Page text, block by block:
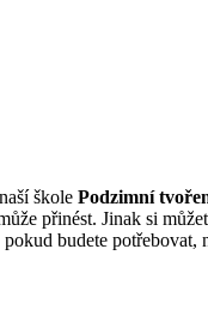
škole Podzimní
přinést. Jinak si
budete potřebovat,